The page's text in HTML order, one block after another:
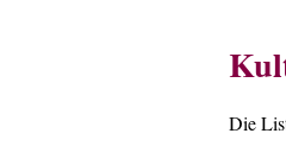
Die